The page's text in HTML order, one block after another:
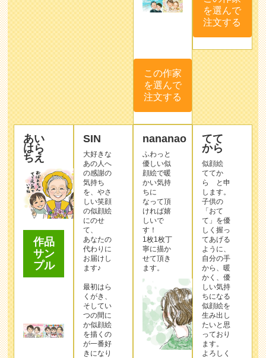
この作家
を選んで
注文する
を選んで
注文する
あい
はら
ちえ
作品
サン
プル
SIN
大好きな
あの人へ
の感謝の
気持ち
を、やさ
しい笑顔
の似顔絵
にのせ
て、
あなたの
代わりに
お届けし
ます♪
最初はら
くがき、
そしてい
つの間に
か似顔絵
を描くの
が一番好
きになり
nananao
ふわっと
優しい似
顔絵で暖
かい気持
ちに
なって頂
ければ嬉
しいで
す！
1枚1枚丁
寧に描か
せて頂き
ます。
てて
から
似顔絵
ててか
ら と申
します。
子供の
「おて
て」を優
しく握っ
てあげる
ように、
自分の手
から、暖
かく、優
しい気持
ちになる
似顔絵を
生み出し
たいと思
っており
ます。
よろしく